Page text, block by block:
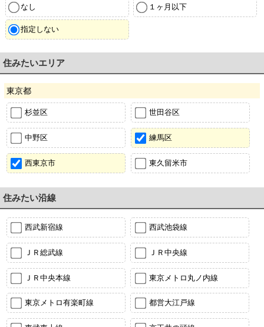
なし １ヶ月以下
指定しない
住みたいエリア
東京都
杉並区 世田谷区
中野区 練馬区
西東京市 東久留米市
住みたい沿線
西武新宿線 西武池袋線
ＪＲ総武線 ＪＲ中央線
ＪＲ中央本線 東京メトロ丸ノ内線
東京メトロ有楽町線 都営大江戸線